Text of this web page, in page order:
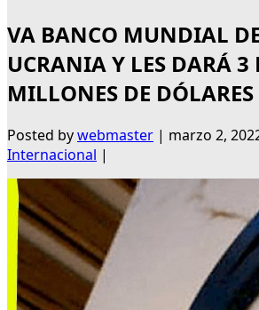
VA BANCO MUNDIAL
UCRANIA Y LES DARÁ
MILLONES DE DÓLARES
Posted bywebmaster | marzo 2,
Internacional |